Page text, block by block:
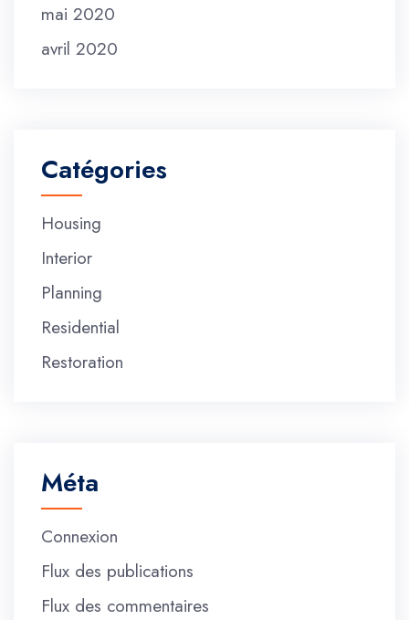
mai 2020
avril 2020
Catégories
Housing
Interior
Planning
Residential
Restoration
Méta
Connexion
Flux des publications
Flux des commentaires